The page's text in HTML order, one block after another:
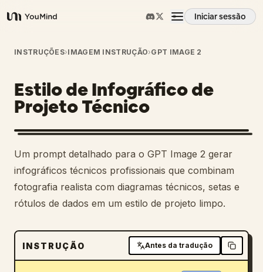
YouMind
Iniciar sessão
Visão geral
Casos de uso
Habilidades
Prompts
Preços
Transferir
INSTRUÇÕES›IMAGEM INSTRUÇÃO›GPT IMAGE 2
Estilo de Infográfico de
Projeto Técnico
Um prompt detalhado para o GPT Image 2 gerar
infográficos técnicos profissionais que combinam
fotografia realista com diagramas técnicos, setas e
rótulos de dados em um estilo de projeto limpo.
INSTRUÇÃO Antes da tradução